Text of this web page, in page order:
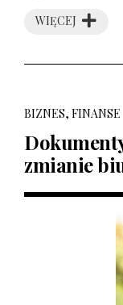
WIĘCEJ
BIZNES, FINANSE
zmianie